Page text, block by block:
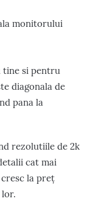
monitorului
tine si pentru
diagonala de
pana la
rezolutiile de 2k
cat mai
la preț